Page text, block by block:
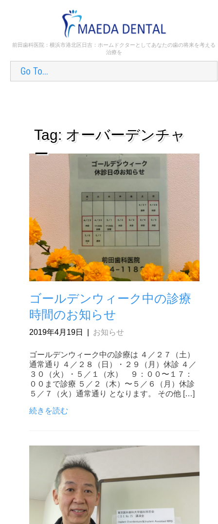
前田歯科医院：横浜市港北区日吉：ホームドクターとしてあなたの歯の将来を考える
治療を
Go To...
Tag: オーバーデンチャ
ー
ゴールデンウィーク中の診療
時間のお知らせ
2019年4月19日 お知らせ
ゴールデンウィーク中の診療は ４／２７（土）
通常通り ４／２８（日）・２９（月）休診 ４／
３０（火）・５／１（水） ９：００〜１７：
００まで診療 ５／２（木）〜５／６（月）休診
５／７（火）通常通り となります。 その他 […]
続きを読む